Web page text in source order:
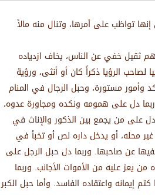
تواظب على أمرها، وتنال منه مالاً
هم ثقيل خفي عن الناس، يخاف ازدياده
لصاحب الرؤيا ذكراً كان أو أنثى، ورؤية
وأمور مستورة، وحبل الرجال في المنام
دل على همومه ونكده ومجاورة عدوه،
على من يجمع بين الذكور والإناث في
محله، أو يدخل داره لص أو تخبأ في
عن صاحبها. وربما دل حبل الرجل على
يعز عليه من الأموات الأجانب. وربما
إيمانه واعتقاده الفاسد. وأما حبل الكبر